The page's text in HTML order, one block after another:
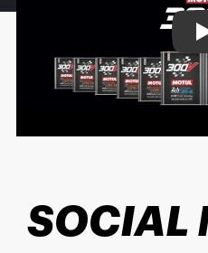
SOCIAL